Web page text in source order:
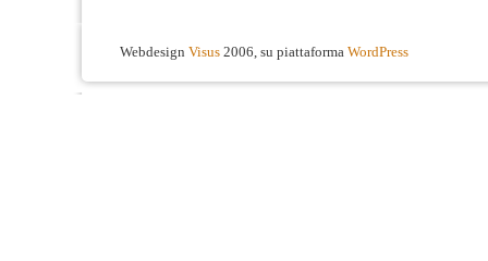
Webdesign Visus 2006, su piattaforma WordPress